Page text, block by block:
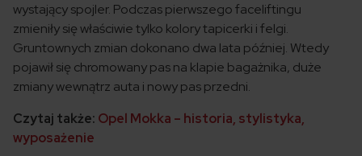
wystający spojler. Podczas pierwszego faceliftingu
zmieniły się właściwie tylko kolory tapicerki i felgi.
Gruntownych zmian dokonano dwa lata później. Wtedy
pojawił się chromowany pas na klapie bagażnika, duże
zmiany wewnątrz auta i nowy pas przedni.
Czytaj także: Opel Mokka – historia, stylistyka,
wyposażenie